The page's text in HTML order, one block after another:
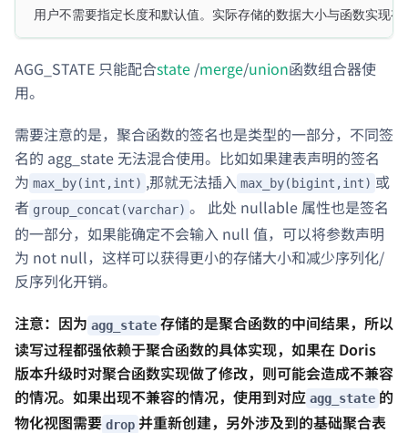
用户不需要指定长度和默认值。实际存储的数据大小与函数实现有
AGG_STATE 只能配合state /merge/union函数组合器使
用。
需要注意的是，聚合函数的签名也是类型的一部分，不同签
名的 agg_state 无法混合使用。比如如果建表声明的签名
为 max_by(int,int) ,那就无法插入 max_by(bigint,int) 或
者 group_concat(varchar) 。 此处 nullable 属性也是签名
的一部分，如果能确定不会输入 null 值，可以将参数声明
为 not null，这样可以获得更小的存储大小和减少序列化/
反序列化开销。
注意：因为 agg_state 存储的是聚合函数的中间结果，所以
读写过程都强依赖于聚合函数的具体实现，如果在 Doris
版本升级时对聚合函数实现做了修改，则可能会造成不兼容
的情况。如果出现不兼容的情况，使用到对应 agg_state 的
物化视图需要 drop 并重新创建，另外涉及到的基础聚合表